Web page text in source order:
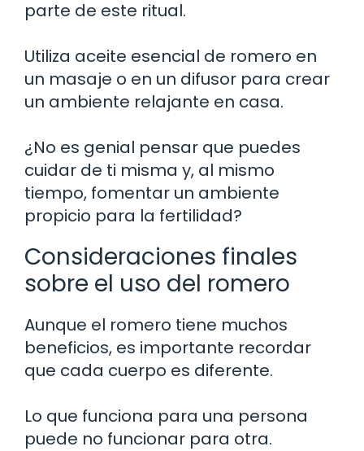
parte de este ritual.
Utiliza aceite esencial de romero en
un masaje o en un difusor para crear
un ambiente relajante en casa.
¿No es genial pensar que puedes
cuidar de ti misma y, al mismo
tiempo, fomentar un ambiente
propicio para la fertilidad?
Consideraciones finales
sobre el uso del romero
Aunque el romero tiene muchos
beneficios, es importante recordar
que cada cuerpo es diferente.
Lo que funciona para una persona
puede no funcionar para otra.